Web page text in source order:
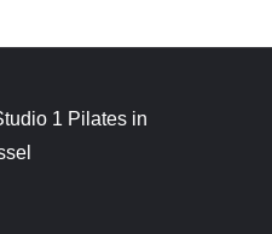
1 Pilates in